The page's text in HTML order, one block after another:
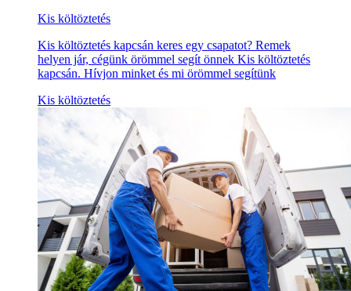
Kis költöztetés
Kis költöztetés kapcsán keres egy csapatot? Remek
helyen jár, cégünk örömmel segít önnek Kis költöztetés
kapcsán. Hívjon minket és mi örömmel segítünk
Kis költöztetés